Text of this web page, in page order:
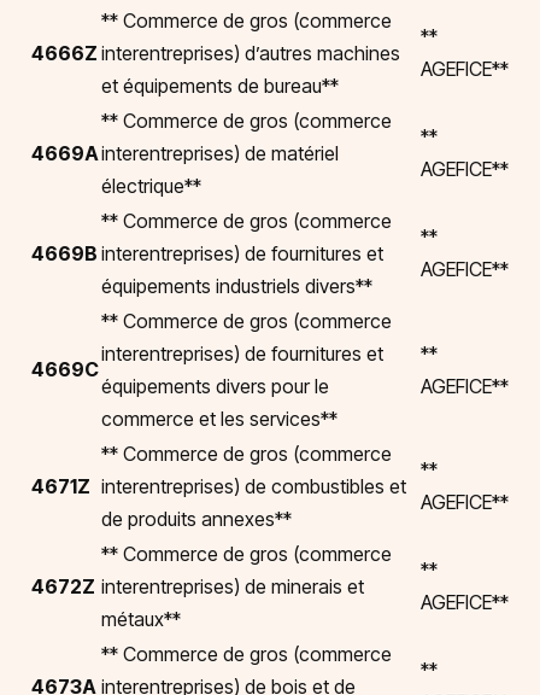
4666Z
** Commerce de gros (commerce
interentreprises) d’autres machines
et équipements de bureau**
**
AGEFICE**
4669A
** Commerce de gros (commerce
interentreprises) de matériel
électrique**
**
AGEFICE**
4669B
** Commerce de gros (commerce
interentreprises) de fournitures et
équipements industriels divers**
**
AGEFICE**
4669C
** Commerce de gros (commerce
interentreprises) de fournitures et
équipements divers pour le
commerce et les services**
**
AGEFICE**
4671Z
** Commerce de gros (commerce
interentreprises) de combustibles et
de produits annexes**
**
AGEFICE**
4672Z
** Commerce de gros (commerce
interentreprises) de minerais et
métaux**
**
AGEFICE**
4673A
** Commerce de gros (commerce
interentreprises) de bois et de
**